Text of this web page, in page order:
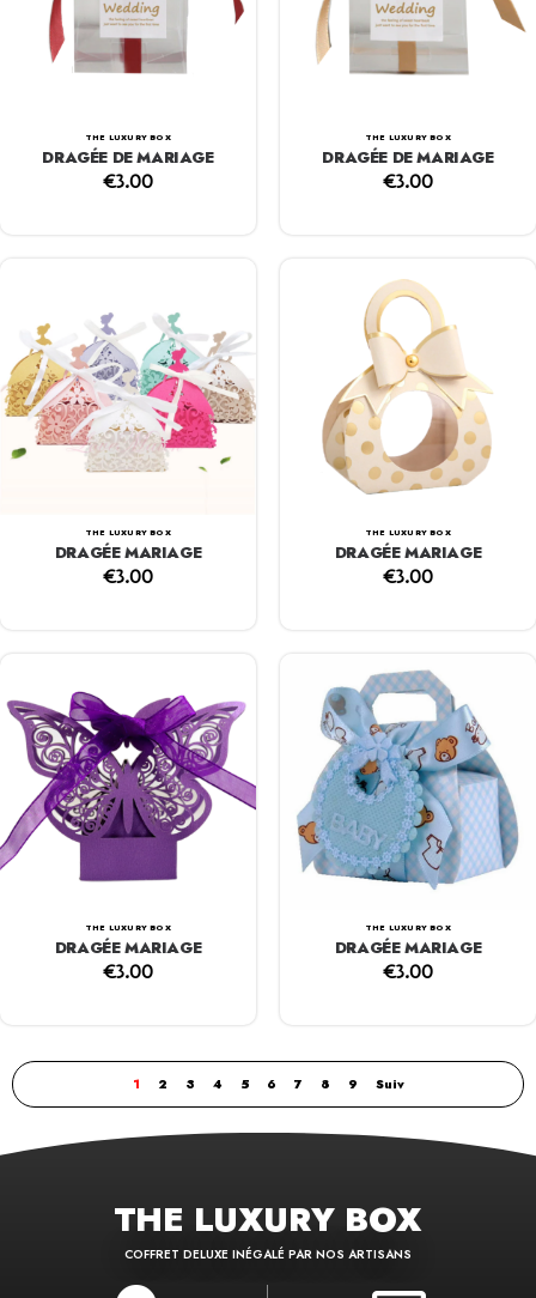
THE LUXURY BOX
DRAGÉE DE MARIAGE
€3.00
THE LUXURY BOX
DRAGÉE DE MARIAGE
€3.00
THE LUXURY BOX
DRAGÉE MARIAGE
€3.00
THE LUXURY BOX
DRAGÉE MARIAGE
€3.00
THE LUXURY BOX
DRAGÉE MARIAGE
€3.00
THE LUXURY BOX
DRAGÉE MARIAGE
€3.00
1 2 3 4 5 6 7 8 9 Suiv
THE LUXURY BOX
COFFRET DELUXE INÉGALÉ PAR NOS ARTISANS